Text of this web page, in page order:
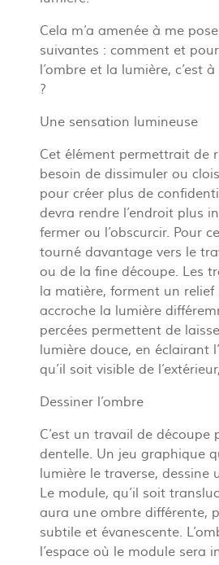
Cela m’a amenée à me
suivantes : comment et
l’ombre et la lumière, c’est
?
Une sensation lumineuse
Cet élément permettrait de
besoin de dissimuler ou
pour créer plus de
devra rendre l’endroit plus
fermer ou l’obscurcir. Pour
tourné davantage vers le
ou de la fine découpe. Les
la matière, forment un relief
accroche la lumière
percées permettent de
lumière douce, en éclairant
qu’il soit visible de l’extérieur,
Dessiner l’ombre
C’est un travail de découpe
dentelle. Un jeu graphique
lumière le traverse, dessine
Le module, qu’il soit
aura une ombre différente,
subtile et évanescente.
l’espace où le module sera